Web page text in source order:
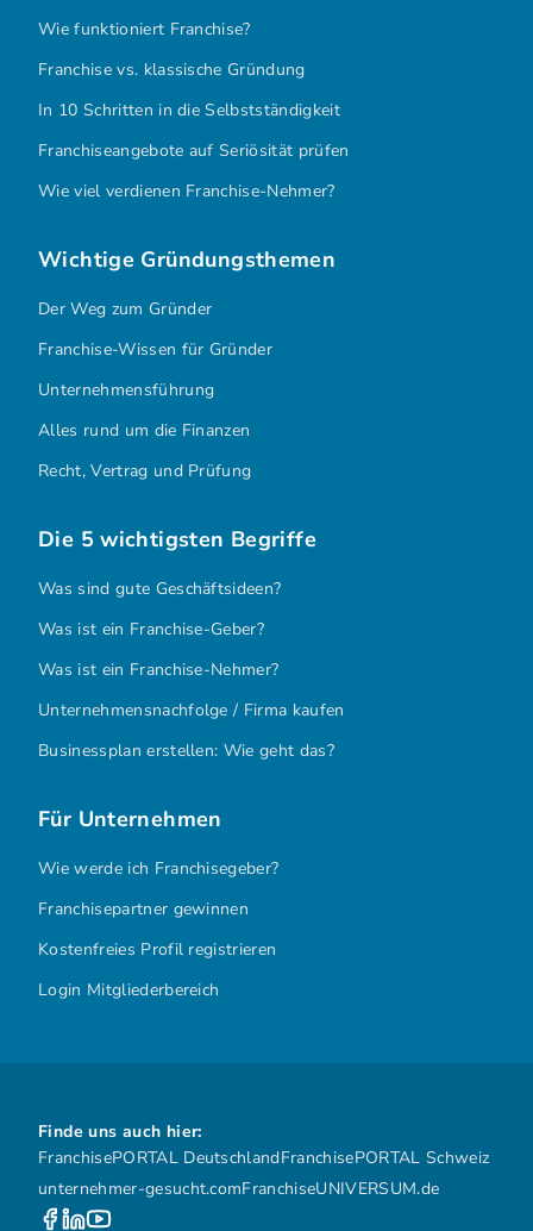
Wie funktioniert Franchise?
Franchise vs. klassische Gründung
In 10 Schritten in die Selbstständigkeit
Franchiseangebote auf Seriösität prüfen
Wie viel verdienen Franchise-Nehmer?
Wichtige Gründungsthemen
Der Weg zum Gründer
Franchise-Wissen für Gründer
Unternehmensführung
Alles rund um die Finanzen
Recht, Vertrag und Prüfung
Die 5 wichtigsten Begriffe
Was sind gute Geschäftsideen?
Was ist ein Franchise-Geber?
Was ist ein Franchise-Nehmer?
Unternehmensnachfolge / Firma kaufen
Businessplan erstellen: Wie geht das?
Für Unternehmen
Wie werde ich Franchisegeber?
Franchisepartner gewinnen
Kostenfreies Profil registrieren
Login Mitgliederbereich
Finde uns auch hier:
FranchisePORTAL DeutschlandFranchisePORTAL Schweiz
unternehmer-gesucht.comFranchiseUNIVERSUM.de